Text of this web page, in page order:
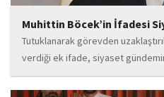
Muhittin Böcek’in İfadesi
Tutuklanarak görevden
verdiği ek ifade, siyaset
Cumhuriyet Savcılığı’na kendi
öğrenilen Böcek’in